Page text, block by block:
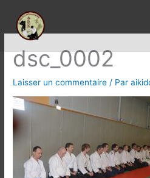
contenu
dsc_0002
Laisser un commentaire / Par